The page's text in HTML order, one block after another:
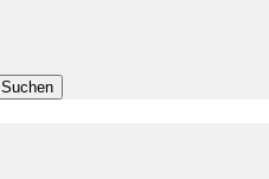
Suchen